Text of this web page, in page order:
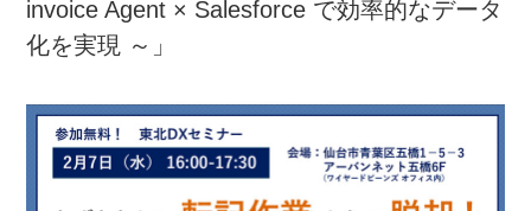
invoice Agent × Salesforce で効率的なデータ
化を実現 ～」